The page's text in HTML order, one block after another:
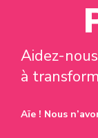
Aidez-
à
Aïe ! Nous